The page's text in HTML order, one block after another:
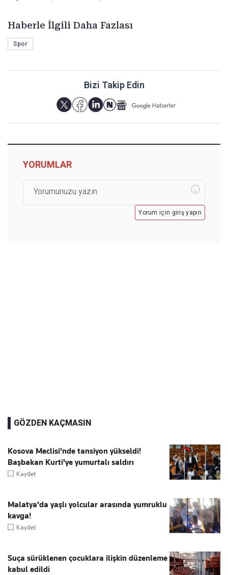
Haberle İlgili Daha Fazlası
Spor
Bizi Takip Edin
YORUMLAR
Yorum için giriş yapın
GÖZDEN KAÇMASIN
Kosova Meclisi'nde tansiyon yükseldi!
Başbakan Kurti'ye yumurtalı saldırı
Kaydet
Malatya'da yaşlı yolcular arasında yumruklu
kavga!
Kaydet
Suça sürüklenen çocuklara ilişkin düzenleme
kabul edildi